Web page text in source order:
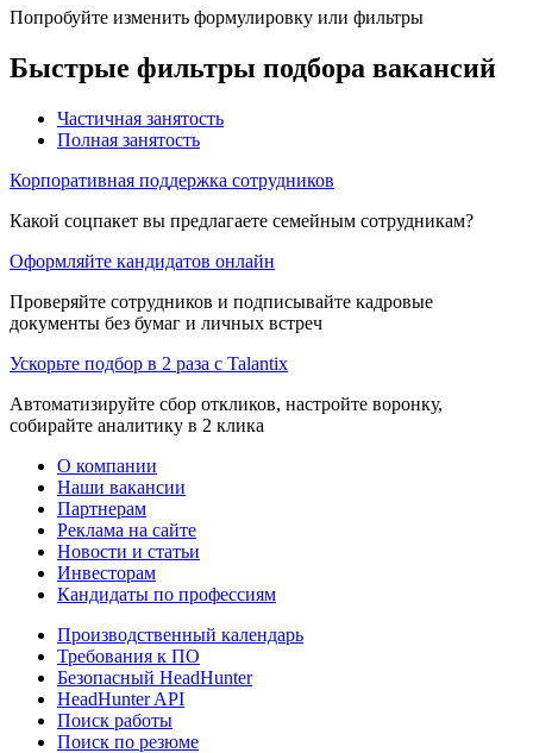
Попробуйте изменить формулировку или фильтры
Быстрые фильтры подбора вакансий
Частичная занятость
Полная занятость
Корпоративная поддержка сотрудников
Какой соцпакет вы предлагаете семейным сотрудникам?
Оформляйте кандидатов онлайн
Проверяйте сотрудников и подписывайте кадровые
документы без бумаг и личных встреч
Ускорьте подбор в 2 раза с Talantix
Автоматизируйте сбор откликов, настройте воронку,
собирайте аналитику в 2 клика
О компании
Наши вакансии
Партнерам
Реклама на сайте
Новости и статьи
Инвесторам
Кандидаты по профессиям
Производственный календарь
Требования к ПО
Безопасный HeadHunter
HeadHunter API
Поиск работы
Поиск по резюме